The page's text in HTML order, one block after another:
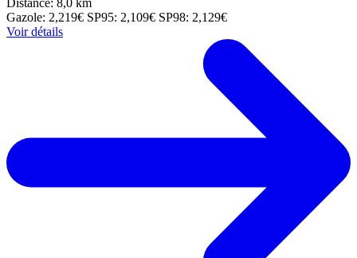
Distance: 8,0 km
Gazole: 2,219€ SP95: 2,109€ SP98: 2,129€
Voir détails